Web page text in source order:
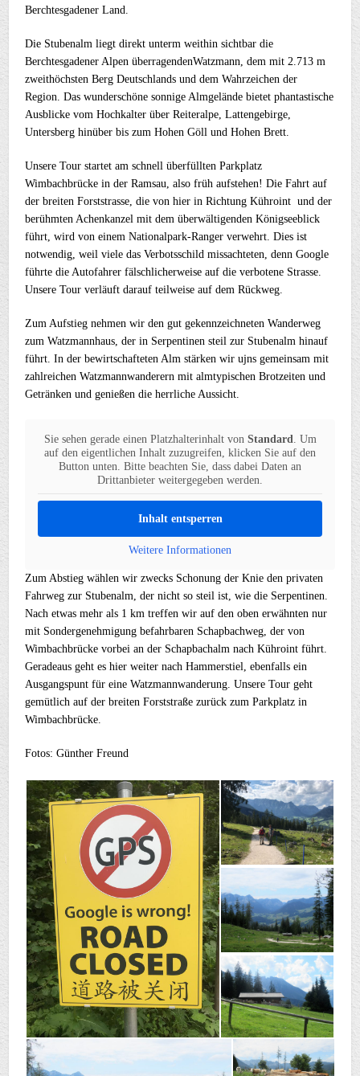
Berchtesgadener Land.
Die Stubenalm liegt direkt unterm weithin sichtbar die
Berchtesgadener Alpen überragendenWatzmann, dem mit 2.713 m
zweithöchsten Berg Deutschlands und dem Wahrzeichen der
Region. Das wunderschöne sonnige Almgelände bietet phantastische
Ausblicke vom Hochkalter über Reiteralpe, Lattengebirge,
Untersberg hinüber bis zum Hohen Göll und Hohen Brett.
Unsere Tour startet am schnell überfüllten Parkplatz
Wimbachbrücke in der Ramsau, also früh aufstehen! Die Fahrt auf
der breiten Forststrasse, die von hier in Richtung Kühroint und der
berühmten Achenkanzel mit dem überwältigenden Königseeblick
führt, wird von einem Nationalpark-Ranger verwehrt. Dies ist
notwendig, weil viele das Verbotsschild missachteten, denn Google
führte die Autofahrer fälschlicherweise auf die verbotene Strasse.
Unsere Tour verläuft darauf teilweise auf dem Rückweg.
Zum Aufstieg nehmen wir den gut gekennzeichneten Wanderweg
zum Watzmannhaus, der in Serpentinen steil zur Stubenalm hinauf
führt. In der bewirtschafteten Alm stärken wir ujns gemeinsam mit
zahlreichen Watzmannwanderern mit almtypischen Brotzeiten und
Getränken und genießen die herrliche Aussicht.
Sie sehen gerade einen Platzhalterinhalt von Standard. Um
auf den eigentlichen Inhalt zuzugreifen, klicken Sie auf den
Button unten. Bitte beachten Sie, dass dabei Daten an
Drittanbieter weitergegeben werden.
Inhalt entsperren
Weitere Informationen
Zum Abstieg wählen wir zwecks Schonung der Knie den privaten
Fahrweg zur Stubenalm, der nicht so steil ist, wie die Serpentinen.
Nach etwas mehr als 1 km treffen wir auf den oben erwähnten nur
mit Sondergenehmigung befahrbaren Schapbachweg, der von
Wimbachbrücke vorbei an der Schapbachalm nach Kühroint führt.
Geradeaus geht es hier weiter nach Hammerstiel, ebenfalls ein
Ausgangspunt für eine Watzmannwanderung. Unsere Tour geht
gemütlich auf der breiten Forststraße zurück zum Parkplatz in
Wimbachbrücke.
Fotos: Günther Freund